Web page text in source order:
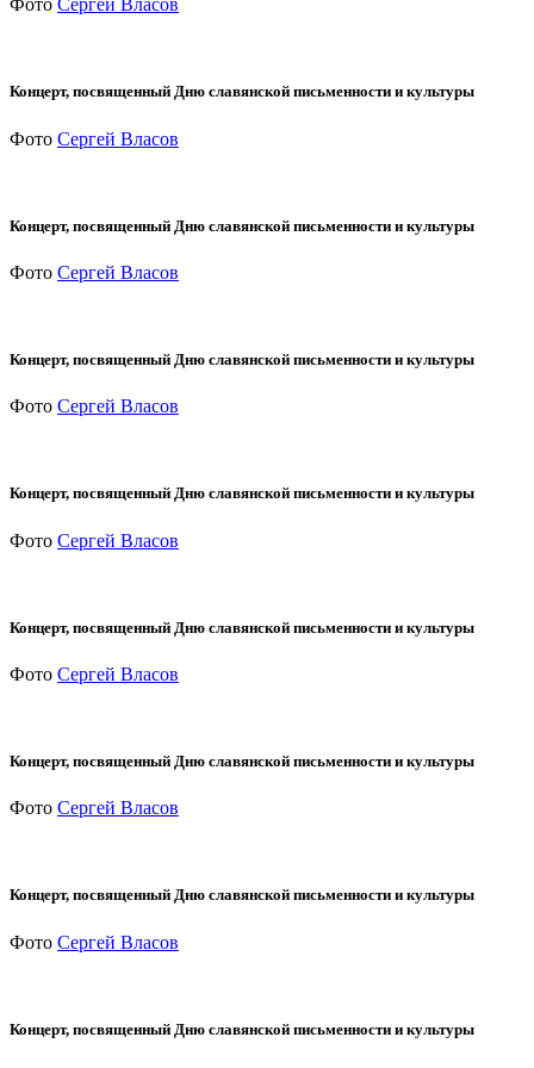
Фото Сергей Власов
Концерт, посвященный Дню славянской письменности и культуры
Фото Сергей Власов
Концерт, посвященный Дню славянской письменности и культуры
Фото Сергей Власов
Концерт, посвященный Дню славянской письменности и культуры
Фото Сергей Власов
Концерт, посвященный Дню славянской письменности и культуры
Фото Сергей Власов
Концерт, посвященный Дню славянской письменности и культуры
Фото Сергей Власов
Концерт, посвященный Дню славянской письменности и культуры
Фото Сергей Власов
Концерт, посвященный Дню славянской письменности и культуры
Фото Сергей Власов
Концерт, посвященный Дню славянской письменности и культуры